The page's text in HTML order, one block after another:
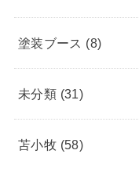
塗装ブース (8)
未分類 (31)
苫小牧 (58)